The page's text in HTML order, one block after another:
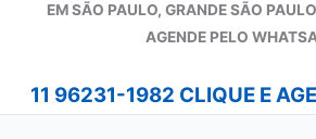
EM SÃO PAULO, GRANDE SÃO
AGENDE PELO
11 96231-1982 CLIQUE E